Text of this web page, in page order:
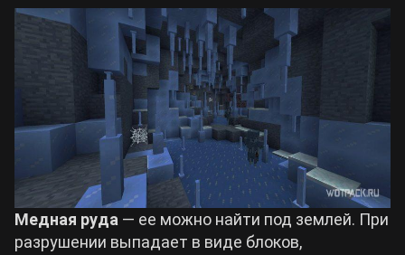
Медная руда — ее можно найти под землей. При
разрушении выпадает в виде блоков,